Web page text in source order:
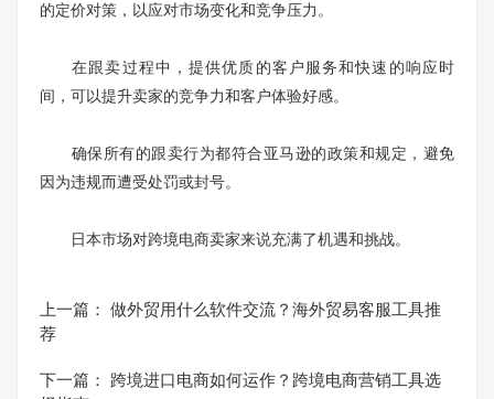
的定价对策，以应对市场变化和竞争压力。
在跟卖过程中，提供优质的客户服务和快速的响应时
间，可以提升卖家的竞争力和客户体验好感。
确保所有的跟卖行为都符合亚马逊的政策和规定，避免
因为违规而遭受处罚或封号。
日本市场对跨境电商卖家来说充满了机遇和挑战。
上一篇： 做外贸用什么软件交流？海外贸易客服工具推
荐
下一篇：
跨境进口电商如何运作？跨境电商营销工具选